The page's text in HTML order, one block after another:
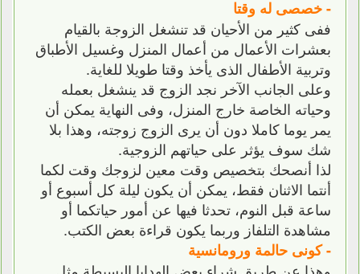
- خصصى له وقتا
ففى كثير من الأحيان قد تنشغل الزوجة بالقيام
بعشرات الأعمال من أعمال المنزل وغسيل الأطباق
وتربية الأطفال الذى يأخذ وقتا طويلا للغاية.
وعلى الجانب الآخر نجد الزوج قد ينشغل بعمله
وحياته الخاصة خارج المنزل، وفى النهاية يمكن أن
يمر يوما كاملا دون أن يرى الزوج زوجته، وهذا بلا
شك سوف يؤثر على حياتهم الزوجية.
لذا أنصحك بتخصيص وقت معين لزوجك وقت لكما
أنتما الاثنان فقط، يمكن أن يكون ليلة كل أسبوع أو
ساعة قبل النوم، تحدثا فيها عن أمور حياتكما أو
مشاهدة التلفاز وربما يكون قراءة بعض الكتب.
- كونى حالمة ورومانسية
وهذا عن طريق شراء بعض الهدايا البسيطة مثل